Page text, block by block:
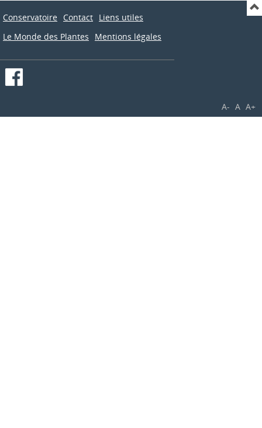
Conservatoire Contact Liens utiles
Le Monde des Plantes
Mentions légales
A- A A+